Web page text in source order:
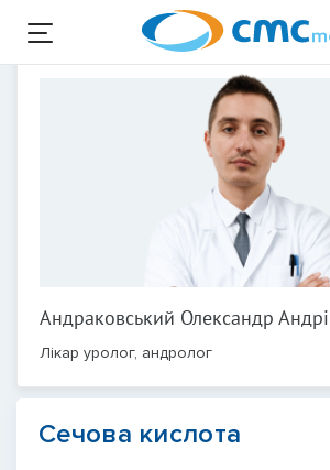
Андраковський Олександр
Лікар уролог, андролог
Сечова кислота